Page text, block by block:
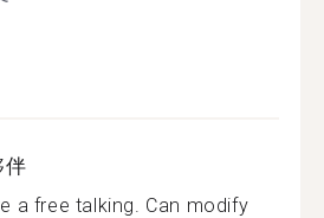
伴
a free talking. Can modify